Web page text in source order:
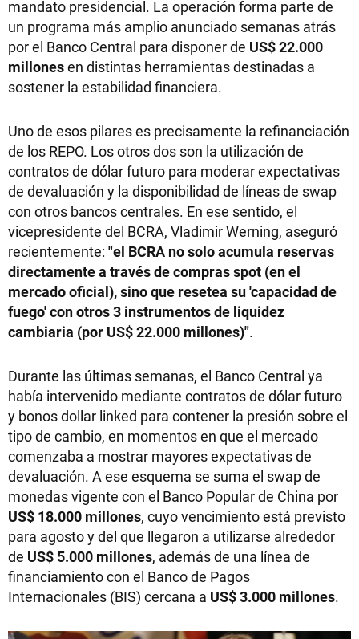
mandato presidencial. La operación forma parte de
un programa más amplio anunciado semanas atrás
por el Banco Central para disponer de US$ 22.000
millonesen distintas herramientas destinadas a
sostener la estabilidad financiera.
Uno de esos pilares es precisamente la refinanciación
de los REPO. Los otros dos son la utilización de
contratos de dólar futuro para moderar expectativas
de devaluación y la disponibilidad de líneas de swap
con otros bancos centrales. En ese sentido, el
vicepresidente del BCRA, Vladimir Werning, aseguró
recientemente: "el BCRA no solo acumula reservas
directamente a través de compras spot (en el
mercado oficial), sino que resetea su 'capacidad de
fuego' con otros 3 instrumentos de liquidez
cambiaria (por US$ 22.000 millones)".
Durante las últimas semanas, el Banco Central ya
había intervenido mediante contratos de dólar futuro
y bonos dollar linked para contener la presión sobre el
tipo de cambio, en momentos en que el mercado
comenzaba a mostrar mayores expectativas de
devaluación. A ese esquema se suma el swap de
monedas vigente con el Banco Popular de China por
US$ 18.000 millones, cuyo vencimiento está previsto
para agosto y del que llegaron a utilizarse alrededor
de US$ 5.000 millones, además de una línea de
financiamiento con el Banco de Pagos
Internacionales (BIS) cercana a US$ 3.000 millones.